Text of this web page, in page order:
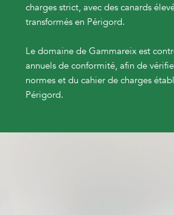
charges strict, avec des canards
transformés en Périgord.
Le domaine de Gammareix est
annuels de conformité, afin de
normes et du cahier de charges
Périgord.